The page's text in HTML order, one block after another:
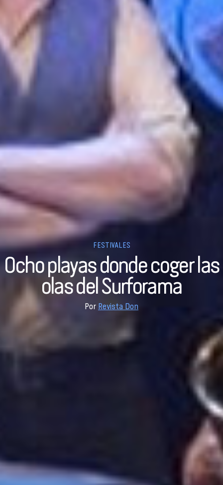
FESTIVALES
Ocho playas donde coger las
olas del Surforama
Por Revista Don